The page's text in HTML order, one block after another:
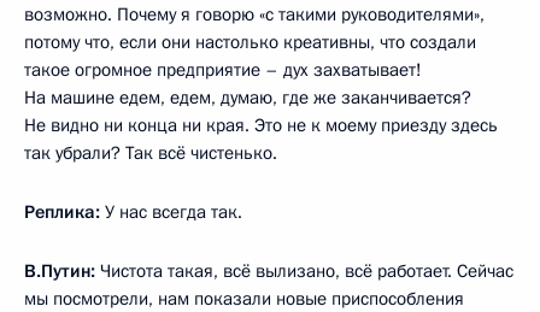
возможно. Почему я говорю «с такими руководителями»,
потому что, если они настолько креативны, что создали
такое огромное предприятие – дух захватывает!
На машине едем, едем, думаю, где же заканчивается?
Не видно ни конца ни края. Это не к моему приезду здесь
так убрали? Так всё чистенько.
Реплика: У нас всегда так.
В.Путин: Чистота такая, всё вылизано, всё работает. Сейчас
мы посмотрели, нам показали новые приспособления